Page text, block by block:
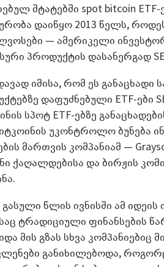
შტატებში spot bitcoin
დაიწყო 2013 წელს,
— ამერიკელი
პროდუქტის დასანერგად
იმისა, რომ ეს
დაფუძნებული ETF-ები
სპოტ ETF-ებზე
უკონტროლო ბუნება
მართვის კომპანიამ —
ქაღალდებისა და ბირჟის
წლის ივნისში ამ იდეის
ტრადიციული ფინანსების
მის გზას სხვა კომპანიებიც
განიხილებოდა,